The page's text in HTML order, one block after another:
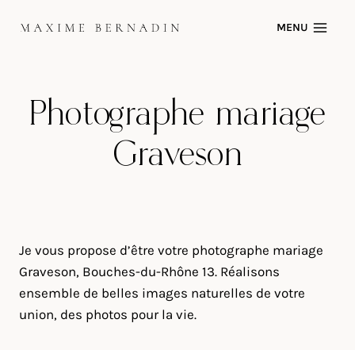
MENU
Photographe mariage
Graveson
Je vous propose d’être votre photographe mariage
Graveson, Bouches-du-Rhône 13. Réalisons
ensemble de belles images naturelles de votre
union, des photos pour la vie.